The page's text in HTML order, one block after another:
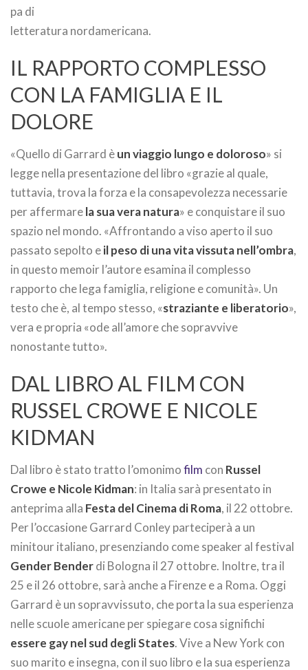
pa di
letteratura nordamericana.
IL RAPPORTO COMPLESSO
CON LA FAMIGLIA E IL
DOLORE
«Quello di Garrard èun viaggio lungo e doloroso» si
legge nella presentazione del libro «grazie al quale,
tuttavia, trova la forza e la consapevolezza necessarie
per affermarela sua vera natura» e conquistare il suo
spazio nel mondo. «Affrontando a viso aperto il suo
passato sepolto eil peso di una vita vissuta nell’ombra,
in questo memoir l’autore esamina il complesso
rapporto che lega famiglia, religione e comunità». Un
testo che è, al tempo stesso, «straziante e liberatorio»,
vera e propria «ode all’amore che sopravvive
nonostante tutto».
DAL LIBRO AL FILM CON
RUSSEL CROWE E NICOLE
KIDMAN
Dal libro è stato tratto l’omonimofilm con Russel
Crowe e Nicole Kidman: in Italia sarà presentato in
anteprima alla Festa del Cinema di Roma, il 22 ottobre.
Per l’occasione Garrard Conley parteciperà a un
minitour italiano, presenziando come speaker al festival
Gender Benderdi Bologna il 27 ottobre. Inoltre, tra il
25 e il 26 ottobre, sarà anche a Firenze e a Roma. Oggi
Garrard è un sopravvissuto, che porta la sua esperienza
nelle scuole americane per spiegare cosa significhi
essere gay nel sud degli States. Vive a New York con
suo marito e insegna, con il suo libro e la sua esperienza